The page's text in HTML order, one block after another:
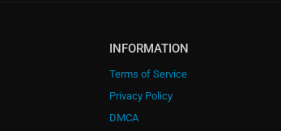
INFORMATION
Terms of Service
Privacy Policy
DMCA